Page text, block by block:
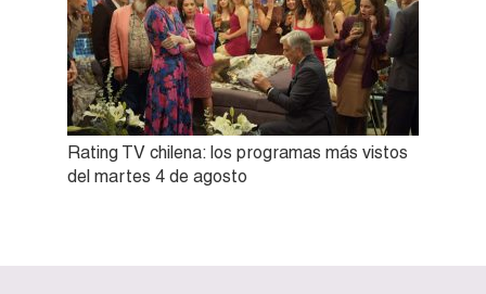
Rating TV chilena: los programas más vistos
del martes 4 de agosto